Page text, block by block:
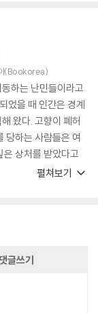
(Bookorea)
하는 난민들이라고
었을 때 인간은 경계
왔다. 고향이 폐허
당하는 사람들은 여
은 상처를 받았다고
되고 삶은 지속된다.
펼쳐보기
댓글쓰기